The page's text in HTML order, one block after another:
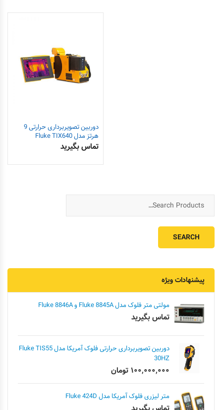
دوربین تصویربرداری حرارتی 9
هرتز مدل Fluke TIX640
تماس بگیرید
پیشنهادات ویژه
مولتی متر فلوک مدل Fluke 8845A و Fluke 8846A
تماس بگیرید
دوربین تصویربرداری حرارتی فلوک آمریکا مدل Fluke TIS55
30HZ
۱۰۰,۰۰۰,۰۰۰ تومان
متر لیزری فلوک آمریکا مدل Fluke 424D